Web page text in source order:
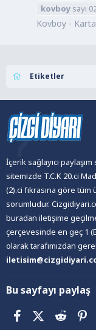
kovboy sayı
Kovboy - Kartal
Etiketler
İçerik sağlayıcı
sitemizde T.C.K 20.ci
(2).ci fıkrasına göre tüm
sorumludur.
buradan iletişime
çerçevesinde en geç 1
olarak tarafımızdan
Bu sayfayı paylaş
FacebookX (Twitter)
Reddit